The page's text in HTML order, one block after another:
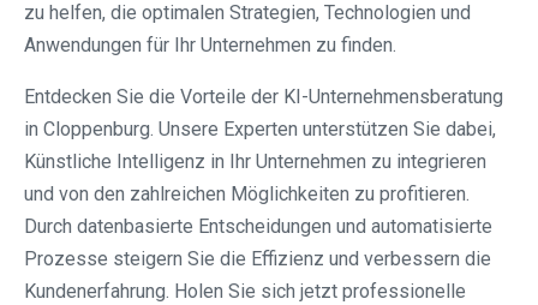
zu helfen, die optimalen Strategien, Technologien und
Anwendungen für Ihr Unternehmen zu finden.
Entdecken Sie die Vorteile der KI-Unternehmensberatung
in Cloppenburg. Unsere Experten unterstützen Sie dabei,
Künstliche Intelligenz in Ihr Unternehmen zu integrieren
und von den zahlreichen Möglichkeiten zu profitieren.
Durch datenbasierte Entscheidungen und automatisierte
Prozesse steigern Sie die Effizienz und verbessern die
Kundenerfahrung. Holen Sie sich jetzt professionelle